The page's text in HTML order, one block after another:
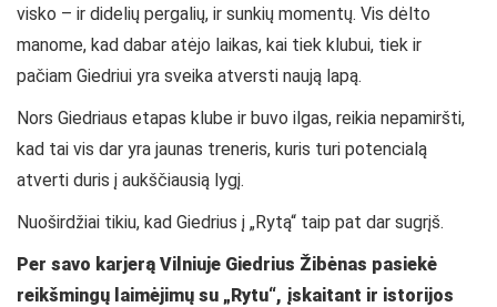
visko – ir didelių pergalių, ir sunkių momentų. Vis dėlto
manome, kad dabar atėjo laikas, kai tiek klubui, tiek ir
pačiam Giedriui yra sveika atversti naują lapą.
Nors Giedriaus etapas klube ir buvo ilgas, reikia nepamiršti,
kad tai vis dar yra jaunas treneris, kuris turi potencialą
atverti duris į aukščiausią lygį.
Nuoširdžiai tikiu, kad Giedrius į „Rytą“ taip pat dar sugrįš.
Per savo karjerą Vilniuje Giedrius Žibėnas pasiekė
reikšmingų laimėjimų su „Rytu“, įskaitant ir istorijos